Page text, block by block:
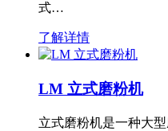
式…
了解详情
LM 立式磨粉机
立式磨粉机是一种大